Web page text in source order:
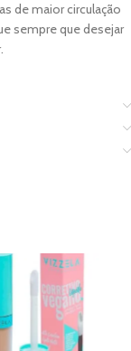
de maior circulação
sempre que desejar